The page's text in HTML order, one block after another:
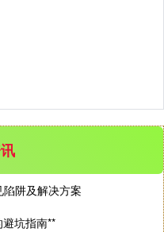
阱及解决方案
坑指南**